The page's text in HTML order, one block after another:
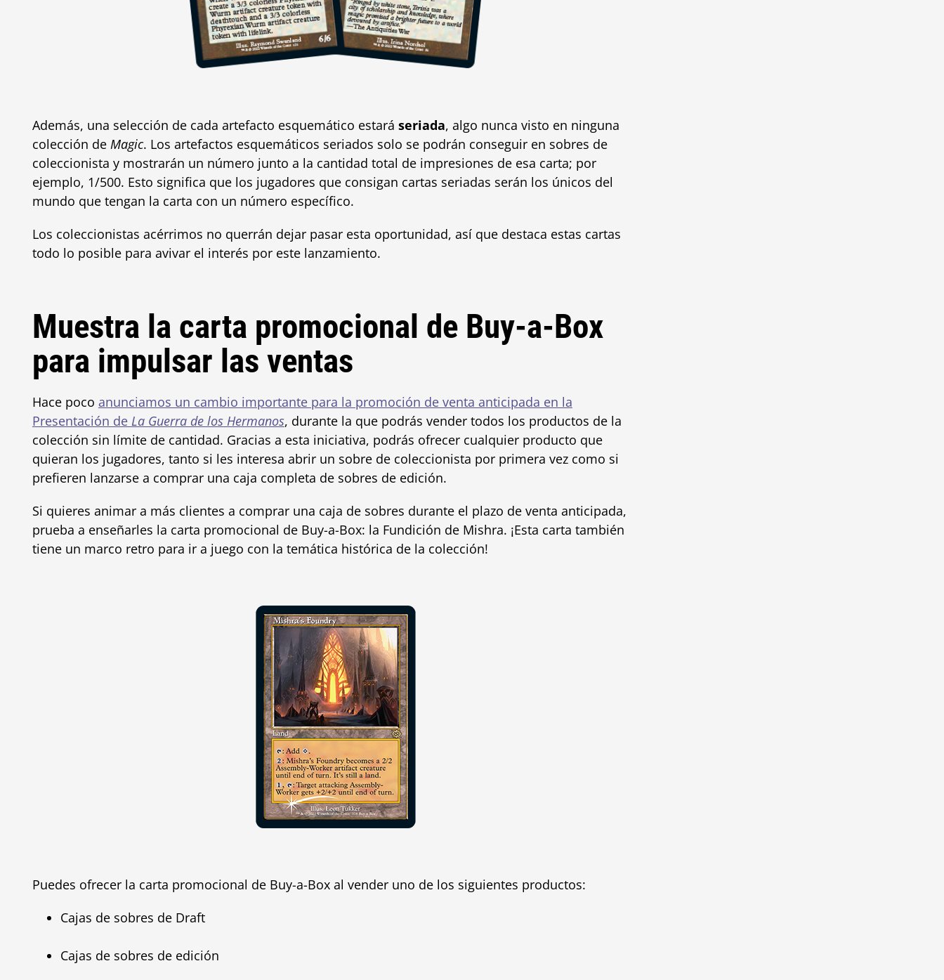
Además, una selección de cada artefacto esquemático estará seriada, algo nunca visto en ninguna
colección de Magic. Los artefactos esquemáticos seriados solo se podrán conseguir en sobres de
coleccionista y mostrarán un número junto a la cantidad total de impresiones de esa carta; por
ejemplo, 1/500. Esto significa que los jugadores que consigan cartas seriadas serán los únicos del
mundo que tengan la carta con un número específico.
Los coleccionistas acérrimos no querrán dejar pasar esta oportunidad, así que destaca estas cartas
todo lo posible para avivar el interés por este lanzamiento.
Muestra la carta promocional de Buy-a-Box
para impulsar las ventas
Hace poco anunciamos un cambio importante para la promoción de venta anticipada en la
Presentación de La Guerra de los Hermanos, durante la que podrás vender todos los productos de la
colección sin límite de cantidad. Gracias a esta iniciativa, podrás ofrecer cualquier producto que
quieran los jugadores, tanto si les interesa abrir un sobre de coleccionista por primera vez como si
prefieren lanzarse a comprar una caja completa de sobres de edición.
Si quieres animar a más clientes a comprar una caja de sobres durante el plazo de venta anticipada,
prueba a enseñarles la carta promocional de Buy-a-Box: la Fundición de Mishra. ¡Esta carta también
tiene un marco retro para ir a juego con la temática histórica de la colección!
Puedes ofrecer la carta promocional de Buy-a-Box al vender uno de los siguientes productos:
Cajas de sobres de Draft
Cajas de sobres de edición